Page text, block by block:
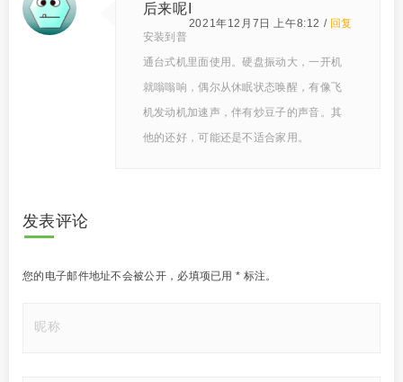
后来呢i
2021年12月7日 上午8:12 / 回复
安装到普
通台式机里面使用。硬盘振动大，一开机
就嗡嗡响，偶尔从休眠状态唤醒，有像飞
机发动机加速声，伴有炒豆子的声音。其
他的还好，可能还是不适合家用。
发表评论
您的电子邮件地址不会被公开， 必填项已用* 标注。